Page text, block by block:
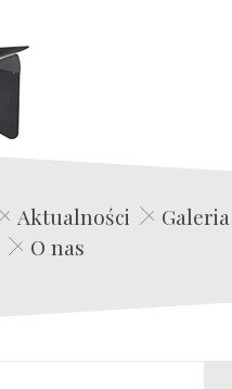
Edwin Film Agencja Aktorska
Aktualności
Galeria
O nas